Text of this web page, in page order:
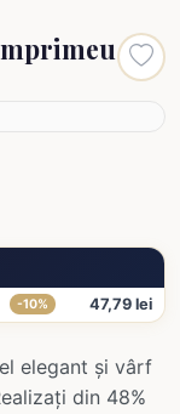
-10% 47,79 lei
elegant și vârf
din 48%